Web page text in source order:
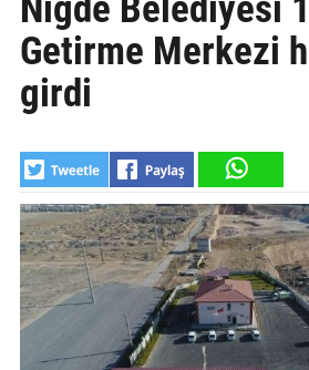
SPOR
YAŞAM
EKONOMİ
BELEDİYELER
SAĞLIK
SİYASET
EĞİTİM
GALERİ
Niğde Belediyesi
Getirme Merkezi
girdi